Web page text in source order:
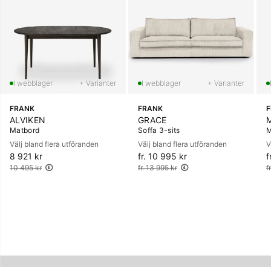
+ Varianter
FRANK
ALVIKEN
Matbord
Välj bland flera utföranden
8 921 kr
Ordinarie pris:
10 495 kr
+ Varianter
FRANK
GRACE
Soffa 3-sits
Välj bland flera utföranden
fr. 10 995 kr
Ordinarie pris:
fr. 13 995 kr